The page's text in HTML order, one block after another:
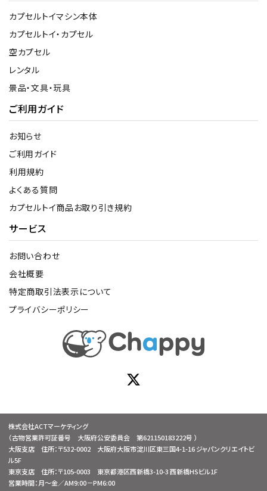
カプセルトイマシン本体
カプセルトイ・カプセル
空カプセル
レンタル
景品・文具・玩具
ご利用ガイド
お知らせ
ご利用ガイド
利用規約
よくある質問
カプセルトイ商品お取り引き規約
サービス
お問い合わせ
会社概要
特定商取引法表示について
プライバシーポリシー
株式会社ACTマーケティング
（古物営業許可証番号 大阪府公安委員会 第621150183222号 ）
大阪支店 住所：〒532-0002 大阪府大阪市淀川区東三国4-1-16 ジャパンクリエイトビ
ル5F
東京支店 住所：〒105-0003 東京都港区西新橋3-10-3 西新橋HSビル1F
営業時間：月～金／AM9:00－PM6:00